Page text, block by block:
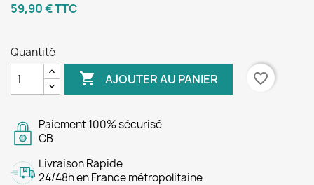
59,90 €TTC
Quantité
 AJOUTER AU PANIER favorite_border
Paiement 100% sécurisé
CB
Livraison Rapide
24/48h en France métropolitaine